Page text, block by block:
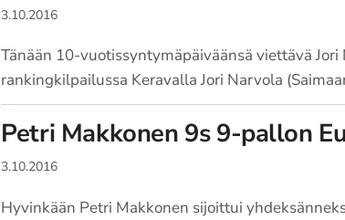
3.10.2016
Tänään 10-vuotissyntymäpäiväänsä viettävä
rankingkilpailussa Keravalla Jori Narvola
Petri Makkonen 9s 9-pallon
3.10.2016
Hyvinkään Petri Makkonen sijoittui